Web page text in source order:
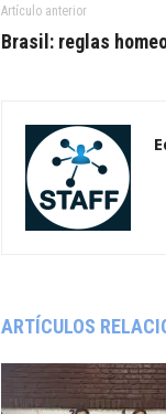
Artículo anterior
Brasil: reglas
ARTÍCULOS